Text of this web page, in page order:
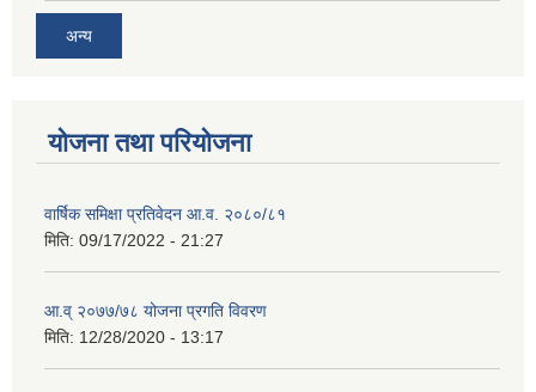
अन्य
योजना तथा परियोजना
वार्षिक समिक्षा प्रतिवेदन आ.व. २०८०/८१
मिति: 09/17/2022 - 21:27
आ.व् २०७७/७८ योजना प्रगति विवरण
मिति: 12/28/2020 - 13:17